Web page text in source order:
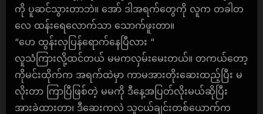
ကို ပူဆင်သွားတာဘဲ။ အော် ဒါအရက်တွေကို လူက တခါတ
လေ ထန်းရေလောက်သာ သောက်ဖူးတာ။
“ဟေ ထွန်းလှပြန်ရောက်နေပြီလား “
လူသံကြားလို့ထင်တယ် မမကလှမ်းမေးတယ်။ တကယ်တော့
ကိုမင်းထိုက်က အရက်ထဲမှာ ကာမအားတိုးဆေးထည့်ပြီး မ
လိုးတာ ကြာပြီဖြစ်တဲ့ မမကို ဒီနေ့အပြတ်လိုးမယ်ဆိုပြီး
အားခဲထားတာ၊ ဒီဆေးကလဲ သူငယ်ချင်းတစ်ယောက်က